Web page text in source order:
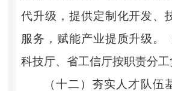
代升级，提供定制化开发、
服务，赋能产业提质升级。
科技厅、省工信厅按职责分工
（十二）夯实人才队伍